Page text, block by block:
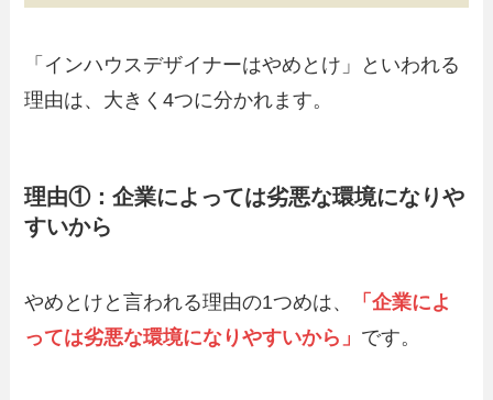
「インハウスデザイナーはやめとけ」といわれる
理由は、大きく4つに分かれます。
理由①：企業によっては劣悪な環境になりや
すいから
やめとけと言われる理由の1つめは、
「企業によ
っては劣悪な環境になりやすいから」 です。